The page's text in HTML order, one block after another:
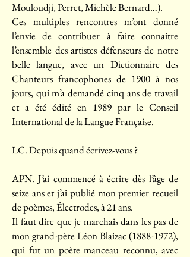
Mouloudji, Perret, Michèle Bernard…).
Ces multiples rencontres m’ont donné
l’envie de contribuer à faire connaitre
l’ensemble des artistes défenseurs de notre
belle langue, avec un Dictionnaire des
Chanteurs francophones de 1900 à nos
jours, qui m’a demandé cinq ans de travail
et a été édité en 1989 par le Conseil
International de la Langue Française.
LC. Depuis quand écrivez-vous ?
APN. J’ai commencé à écrire dès l’âge de
seize ans et j’ai publié mon premier recueil
de poèmes, Électrodes, à 21 ans.
Il faut dire que je marchais dans les pas de
mon grand-père Léon Blaizac(1888-1972),
qui fut un poète manceau reconnu, avec